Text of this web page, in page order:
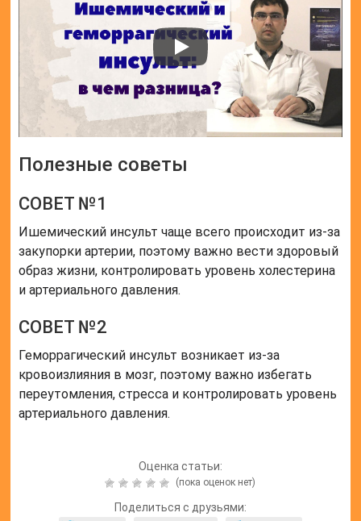
Полезные советы
СОВЕТ №1
Ишемический инсульт чаще всего происходит из-за
закупорки артерии, поэтому важно вести здоровый
образ жизни, контролировать уровень холестерина
и артериального давления.
СОВЕТ №2
Геморрагический инсульт возникает из-за
кровоизлияния в мозг, поэтому важно избегать
переутомления, стресса и контролировать уровень
артериального давления.
Оценка статьи:
(пока оценок нет)
Поделиться с друзьями: